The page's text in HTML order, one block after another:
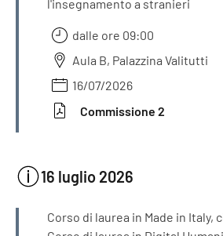
l'insegnamento a stranieri
dalle ore 09:00
Aula B, Palazzina Valitutti
16/07/2026
Commissione 2
16 luglio 2026
INFORMAZIONI
Corso di laurea in Made in Italy,